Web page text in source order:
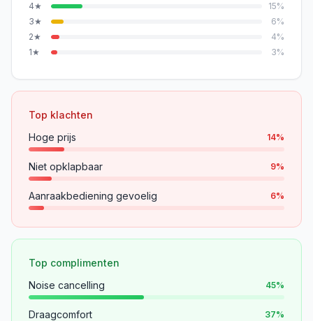
4★ 15%
3★ 6%
2★ 4%
1★ 3%
Top klachten
Hoge prijs
14%
Niet opklapbaar 9%
Aanraakbediening gevoelig 6%
Top complimenten
Noise cancelling
45%
Draagcomfort 37%